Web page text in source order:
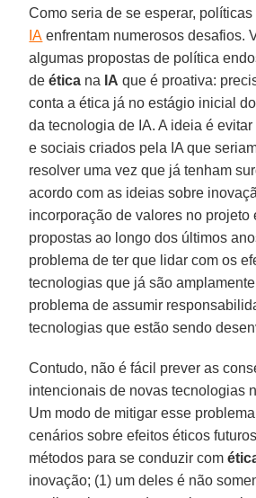
Como seria de se esperar,
IA enfrentam numerosos desafios.
algumas propostas de política
deética na IA que é proativa:
conta a ética já no estágio inicial
da tecnologia de IA. A ideia é
e sociais criados pela IA que
resolver uma vez que já tenham
acordo com as ideias sobre
incorporação de valores no projeto
propostas ao longo dos últimos
problema de ter que lidar com os
tecnologias que já são
problema de assumir
tecnologias que estão sendo
Contudo, não é fácil prever as
intencionais de novas tecnologias
Um modo de mitigar esse
cenários sobre efeitos éticos
métodos para se conduzir com
inovação; (1) um deles é não